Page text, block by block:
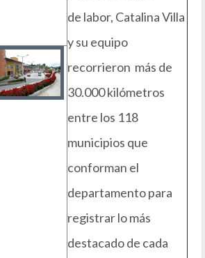
de labor, Catalina Villa
y su equipo
recorrieron más de
30.000 kilómetros
entre los 118
municipios que
conforman el
departamento para
registrar lo más
destacado de cada